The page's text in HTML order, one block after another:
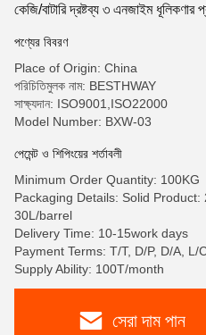
কেজি/বাটারি দ্রষ্টব্য ৩ এনজাইম ধূলিকণার
পণ্যের বিবরণ
Place of Origin: China
পরিচিতিমুলক নাম: BESTHWAY
সাক্ষ্যদান: ISO9001,ISO22000
Model Number: BXW-03
পেমেন্ট ও শিপিংয়ের শর্তাবলী
Minimum Order Quantity: 100KG
Packaging Details: Solid
30L/barrel
Delivery Time: 10-15work days
Payment Terms: T/T, D/P, D/A, L/
Supply Ability: 100T/month
সেরা দাম পান